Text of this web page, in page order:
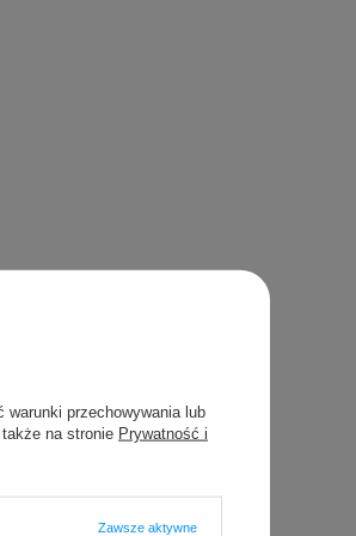
warunki przechowywania lub
na stronie Prywatność i
Zawsze aktywne